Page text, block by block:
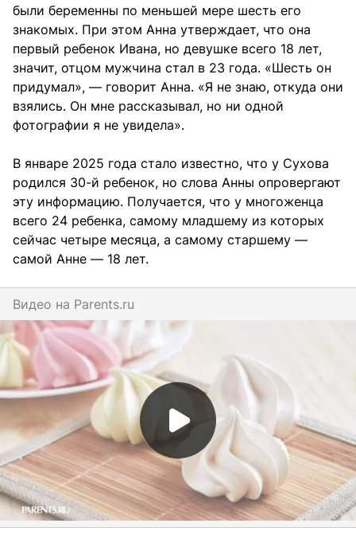
были беременны по меньшей мере шесть его
знакомых. При этом Анна утверждает, что она
первый ребенок Ивана, но девушке всего 18 лет,
значит, отцом мужчина стал в 23 года. «Шесть он
придумал», — говорит Анна. «Я не знаю, откуда они
взялись. Он мне рассказывал, но ни одной
фотографии я не увидела».
В январе 2025 года стало известно, что у Сухова
родился 30-й ребенок, но слова Анны опровергают
эту информацию. Получается, что у многоженца
всего 24 ребенка, самому младшему из которых
сейчас четыре месяца, а самому старшему —
самой Анне — 18 лет.
Видео на parents.ru